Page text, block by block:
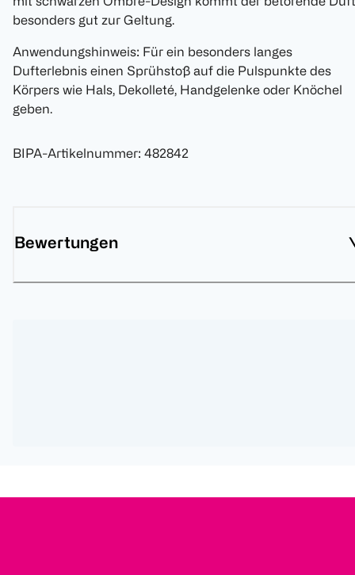
besonders gut zur Geltung.
Anwendungshinweis: Für ein besonders langes
Dufterlebnis einen Sprühstoß auf die Pulspunkte des
Körpers wie Hals, Dekolleté, Handgelenke oder Knöchel
geben.
BIPA-Artikelnummer: 482842
Bewertungen